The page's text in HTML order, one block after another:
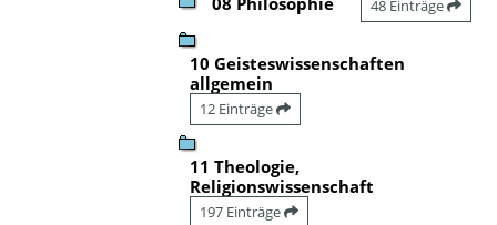
48 Einträge
10 Geisteswissenschaften
allgemein
12 Einträge
11 Theologie,
Religionswissenschaft
197 Einträge